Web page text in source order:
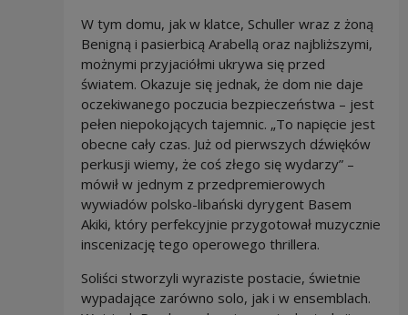
W tym domu, jak w klatce, Schuller wraz z żoną
Benigną i pasierbicą Arabellą oraz najbliższymi,
możnymi przyjaciółmi ukrywa się przed
światem. Okazuje się jednak, że dom nie daje
oczekiwanego poczucia bezpieczeństwa – jest
pełen niepokojących tajemnic. „To napięcie jest
obecne cały czas. Już od pierwszych dźwięków
perkusji wiemy, że coś złego się wydarzy” –
mówił w jednym z przedpremierowych
wywiadów polsko-libański dyrygent Basem
Akiki, który perfekcyjnie przygotował muzycznie
inscenizację tego operowego thrillera.
Soliści stworzyli wyraziste postacie, świetnie
wypadające zarówno solo, jak i w ensemblach.